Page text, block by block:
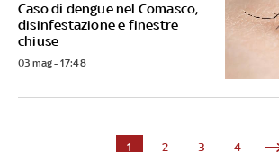
Caso di dengue nel Comasco,
disinfestazione e finestre
chiuse
03 mag - 17:48
1 2 3 4